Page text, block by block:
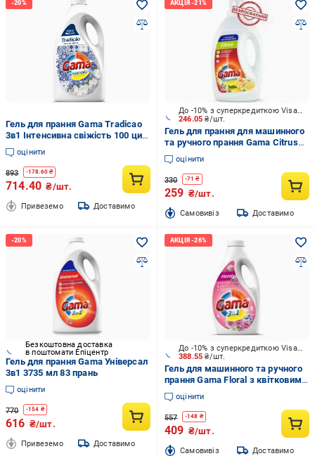
Гель для прання Gama Tradicao
3в1 Інтенсивна свіжість 100 цик.
4500 г
оцінити
893 -178.60 ₴
714.40 ₴/шт.
Привеземо Доставимо
246.05₴/шт.
До -10% з суперкредиткою Visa Вигода
Гель для прання для машинного
та ручного прання Gama Citrus
Senseation 1,2 л
оцінити
330 -71 ₴
259 ₴/шт.
Cамовивіз Доставимо
Безкоштовна доставка
в поштомати Епіцентр
Гель для прання Gama Універсал
3в1 3735 мл 83 прань
оцінити
770 -154 ₴
616 ₴/шт.
Привеземо Доставимо
388.55₴/шт.
До -10% з суперкредиткою Visa Вигода
Гель для машинного та ручного
прання Gama Floral з квітковим
ароматом 1,98 л 1 шт.
оцінити
557 -148 ₴
409 ₴/шт.
Cамовивіз Доставимо